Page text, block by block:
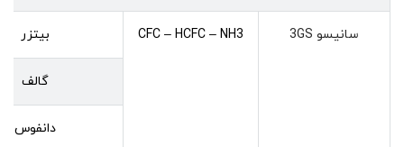
سانیسو 3GS CFC – HCFC – NH3 بیتزر
گالف
دانفوس